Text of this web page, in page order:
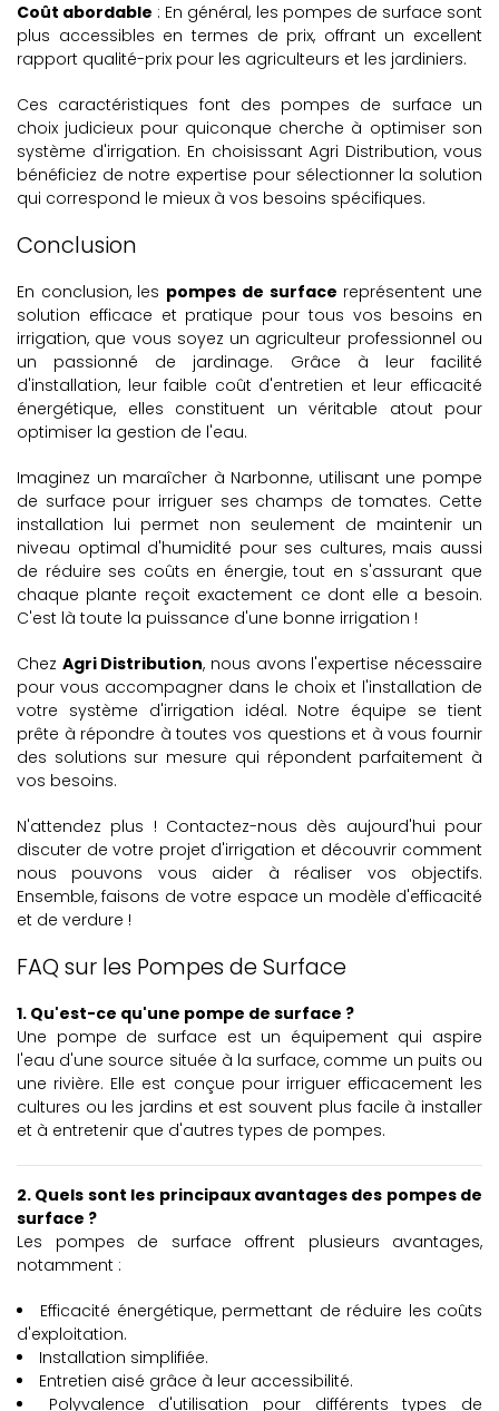
Coût abordable : En général, les pompes de surface sont
plus accessibles en termes de prix, offrant un excellent
rapport qualité-prix pour les agriculteurs et les jardiniers.
Ces caractéristiques font des pompes de surface un
choix judicieux pour quiconque cherche à optimiser son
système d'irrigation. En choisissant Agri Distribution, vous
bénéficiez de notre expertise pour sélectionner la solution
qui correspond le mieux à vos besoins spécifiques.
Conclusion
En conclusion, les pompes de surface représentent une
solution efficace et pratique pour tous vos besoins en
irrigation, que vous soyez un agriculteur professionnel ou
un passionné de jardinage. Grâce à leur facilité
d'installation, leur faible coût d'entretien et leur efficacité
énergétique, elles constituent un véritable atout pour
optimiser la gestion de l'eau.
Imaginez un maraîcher à Narbonne, utilisant une pompe
de surface pour irriguer ses champs de tomates. Cette
installation lui permet non seulement de maintenir un
niveau optimal d'humidité pour ses cultures, mais aussi
de réduire ses coûts en énergie, tout en s'assurant que
chaque plante reçoit exactement ce dont elle a besoin.
C'est là toute la puissance d'une bonne irrigation !
Chez Agri Distribution, nous avons l'expertise nécessaire
pour vous accompagner dans le choix et l'installation de
votre système d'irrigation idéal. Notre équipe se tient
prête à répondre à toutes vos questions et à vous fournir
des solutions sur mesure qui répondent parfaitement à
vos besoins.
N'attendez plus ! Contactez-nous dès aujourd'hui pour
discuter de votre projet d'irrigation et découvrir comment
nous pouvons vous aider à réaliser vos objectifs.
Ensemble, faisons de votre espace un modèle d'efficacité
et de verdure !
FAQ sur les Pompes de Surface
1. Qu'est-ce qu'une pompe de surface ?
Une pompe de surface est un équipement qui aspire
l'eau d'une source située à la surface, comme un puits ou
une rivière. Elle est conçue pour irriguer efficacement les
cultures ou les jardins et est souvent plus facile à installer
et à entretenir que d'autres types de pompes.
2. Quels sont les principaux avantages des pompes de
surface ?
Les pompes de surface offrent plusieurs avantages,
notamment :
Efficacité énergétique, permettant de réduire les coûts
d'exploitation.
Installation simplifiée.
Entretien aisé grâce à leur accessibilité.
Polyvalence d'utilisation pour différents types de